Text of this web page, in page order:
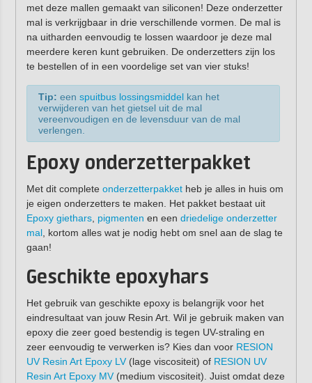
met deze mallen gemaakt van siliconen! Deze onderzetter
mal is verkrijgbaar in drie verschillende vormen. De mal is
na uitharden eenvoudig te lossen waardoor je deze mal
meerdere keren kunt gebruiken. De onderzetters zijn los
te bestellen of in een voordelige set van vier stuks!
Tip: een spuitbus lossingsmiddelkan het
verwijderen van het gietsel uit de mal
vereenvoudigen en de levensduur van de mal
verlengen.
Epoxy onderzetterpakket
Met dit complete onderzetterpakketheb je alles in huis om
je eigen onderzetters te maken. Het pakket bestaat uit
Epoxy giethars, pigmenten en een driedelige onderzetter
mal, kortom alles wat je nodig hebt om snel aan de slag te
gaan!
Geschikte epoxyhars
Het gebruik van geschikte epoxy is belangrijk voor het
eindresultaat van jouw Resin Art. Wil je gebruik maken van
epoxy die zeer goed bestendig is tegen UV-straling en
zeer eenvoudig te verwerken is? Kies dan voor RESION
UV Resin Art Epoxy LV(lage viscositeit) of RESION UV
Resin Art Epoxy MV(medium viscositeit). Juist omdat deze